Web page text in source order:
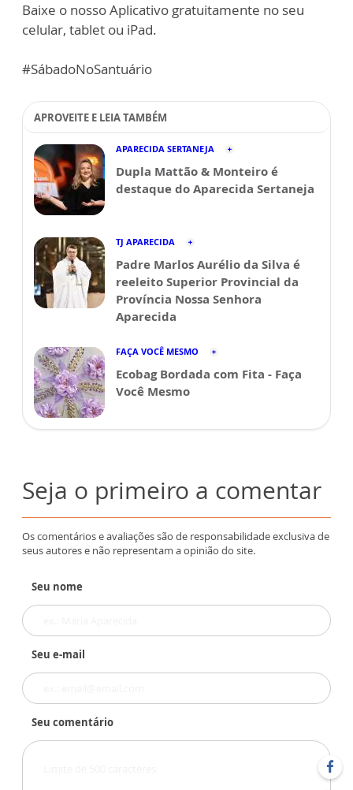
Baixe o nosso Aplicativo gratuitamente no seu
celular, tablet ou iPad.
#SábadoNoSantuário
APROVEITE E LEIA TAMBÉM
APARECIDA SERTANEJA
Dupla Mattão & Monteiro é
destaque do Aparecida Sertaneja
TJ APARECIDA
Padre Marlos Aurélio da Silva é
reeleito Superior Provincial da
Província Nossa Senhora
Aparecida
FAÇA VOCÊ MESMO
Ecobag Bordada com Fita - Faça
Você Mesmo
Seja o primeiro a comentar
Os comentários e avaliações são de responsabilidade exclusiva de
seus autores e não representam a opinião do site.
Seu nome
Seu e-mail
Seu comentário